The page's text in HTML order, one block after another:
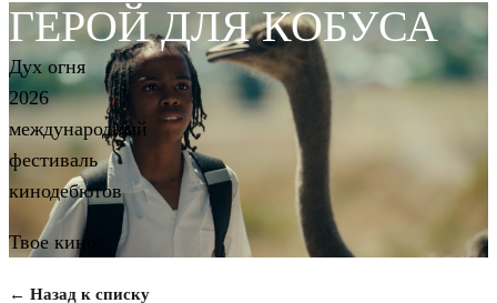
ГЕРОЙ ДЛЯ КОБУСА
Дух огня
2026
международный
фестиваль
кинодебютов
Твое кино
← Назад к списку